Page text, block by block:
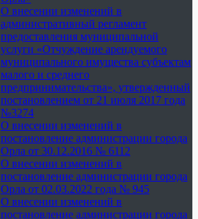
О внесении изменений в
административный регламент
предоставления муниципальной
услуги «Отчуждение арендуемого
муниципального имущества субъектам
малого и среднего
предпринимательства», утвержденный
постановлением от 21 июля 2017 года
№3274
О внесении изменений в
постановление администрации города
Орла от 30.12.2016 № 6112
О внесении изменений в
постановление администрации города
Орла от 02.03.2022 года № 945
О внесении изменений в
постановление администрации города